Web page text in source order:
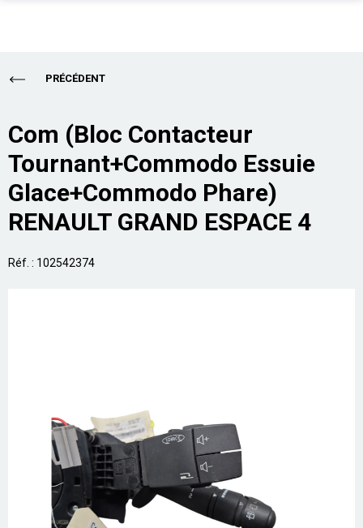
Total
Acheter
ENLÈVEMENT EPAVE
ALLO CASSE AUTO
SUR PLACE
PRO
ASSURANCE
CONTACT
Appelez-nous
01 60 48 23 09
PRÉCÉDENT
Com (Bloc Contacteur
Tournant+Commodo Essuie
Glace+Commodo Phare)
RENAULT GRAND ESPACE 4
Réf. : 102542374